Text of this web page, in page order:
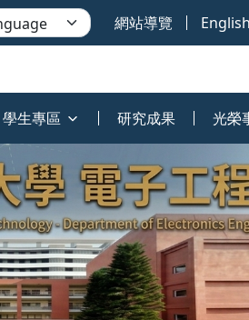
網站導覽 English
學生專區 研究成果 光榮